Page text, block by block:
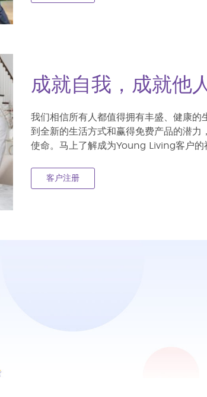
成就自我，成就他
我们相信所有人都值得拥有丰盛、健康
到全新的生活方式和赢得免费产品的潜
使命。马上了解成为Young Living客户的
客户注册